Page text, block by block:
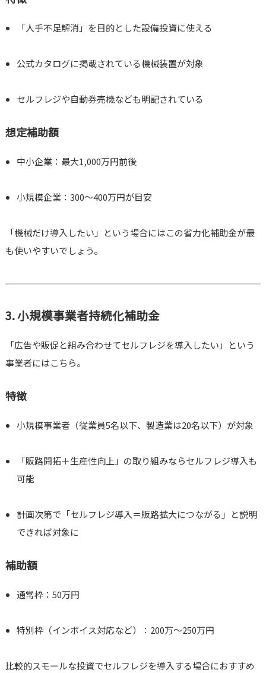
「人手不足解消」を目的とした設備投資に使える
公式カタログに掲載されている機械装置が対象
セルフレジや自動券売機なども明記されている
想定補助額
中小企業：最大1,000万円前後
小規模企業：300～400万円が目安
「機械だけ導入したい」という場合にはこの省力化補助金が最
も使いやすいでしょう。
3. 小規模事業者持続化補助金
「広告や販促と組み合わせてセルフレジを導入したい」という
事業者にはこちら。
特徴
小規模事業者（従業員5名以下、製造業は20名以下）が対象
「販路開拓＋生産性向上」の取り組みならセルフレジ導入も
可能
計画次第で「セルフレジ導入＝販路拡大につながる」と説明
できれば対象に
補助額
通常枠：50万円
特別枠（インボイス対応など）：200万～250万円
比較的スモールな投資でセルフレジを導入する場合におすすめ